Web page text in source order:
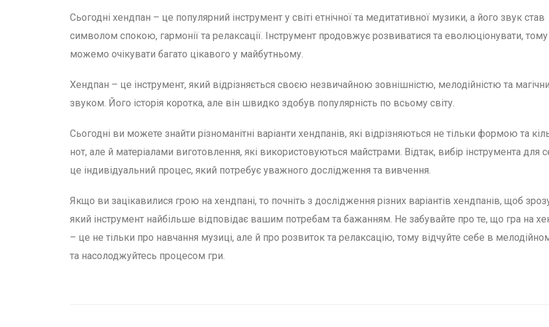
Сьогодні хендпан – це популярний інструмент у світі етнічної та медитативної музики, а його звук став
символом спокою, гармонії та релаксації. Інструмент продовжує розвиватися та еволюціонувати,
можемо очікувати багато цікавого у майбутньому.
Хендпан – це інструмент, який відрізняється своєю незвичайною зовнішністю, мелодійністю та
звуком. Його історія коротка, але він швидко здобув популярність по всьому світу.
Сьогодні ви можете знайти різноманітні варіанти хендпанів, які відрізняються не тільки формою та
нот, але й матеріалами виготовлення, які використовуються майстрами. Відтак, вибір інструмента для
це індивідуальний процес, який потребує уважного дослідження та вивчення.
Якщо ви зацікавилися грою на хендпані, то почніть з дослідження різних варіантів хендпанів, щоб
який інструмент найбільше відповідає вашим потребам та бажанням. Не забувайте про те, що гра на
– це не тільки про навчання музиці, але й про розвиток та релаксацію, тому відчуйте себе в
та насолоджуйтесь процесом гри.